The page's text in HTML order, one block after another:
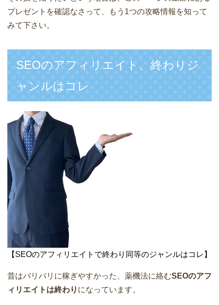
プレゼントを確認なさって、もう1つの攻略情報を知って
みて下さい。
SEOのアフィリエイト、終わりジ
ャンルはコレ
【SEOのアフィリエイトで終わり同等のジャンルはコレ】
昔はバリバリに稼ぎやすかった、薬機法に絡むSEOのアフ
ィリエイトは終わり になっています。